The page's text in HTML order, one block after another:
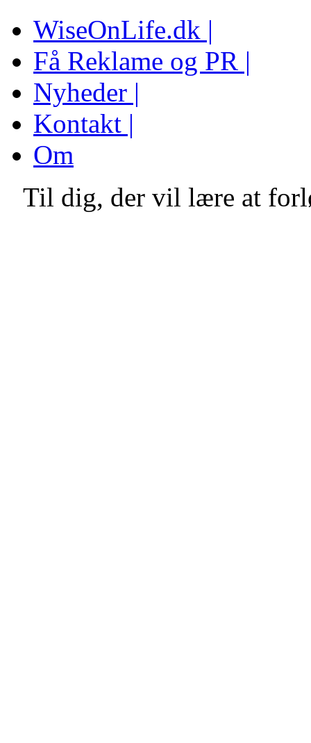
WiseOnLife.dk |
Få Reklame og PR |
Nyheder |
Kontakt |
Om
Til dig, der vil lære at